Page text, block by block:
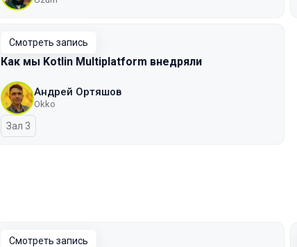
Смотреть запись
Как мы Kotlin Multiplatform внедряли
Андрей Ортяшов
Okko
Зал 3
Смотреть запись